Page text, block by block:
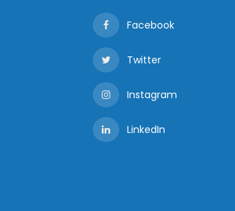
Facebook
Twitter
Instagram
LinkedIn